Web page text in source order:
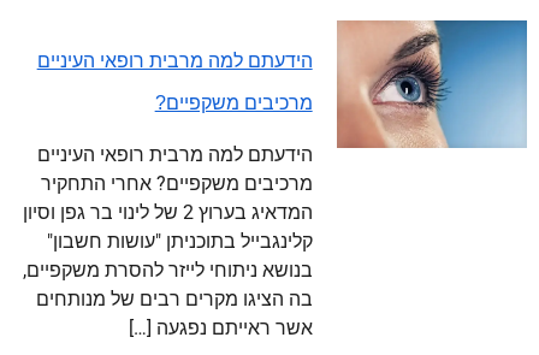
הידעתם למה מרבית רופאי העיניים
מרכיבים משקפיים?
הידעתם למה מרבית רופאי העיניים
מרכיבים משקפיים? אחרי התחקיר
המדאיג בערוץ 2 של לינוי בר גפן וסיון
קלינגבייל בתוכניתן "עושות חשבון"
בנושא ניתוחי לייזר להסרת משקפיים,
בה הציגו מקרים רבים של מנותחים
אשר ראייתם נפגעה […]